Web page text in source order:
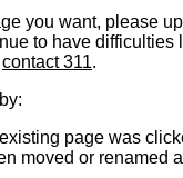
you want, please
to have
contact 311.
page was
moved or renamed